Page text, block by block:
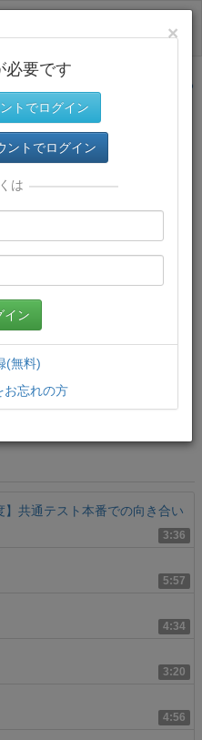
サイトトップに戻る
ウンロードでき、快適な動画
3:36
共通テスト本番での向き合い
5:57
4:34
3:20
4:56
×
必要です
トでログイン
トでログイン
は
イン
(無料)
お忘れの方